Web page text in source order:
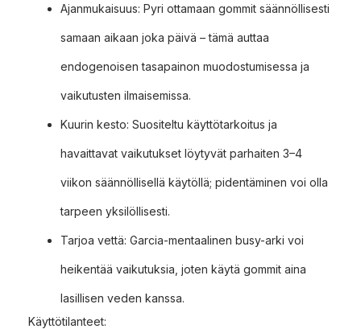
Ajanmukaisuus: Pyri ottamaan gommit säännöllisesti
samaan aikaan joka päivä – tämä auttaa
endogenoisen tasapainon muodostumisessa ja
vaikutusten ilmaisemissa.
Kuurin kesto: Suositeltu käyttötarkoitus ja
havaittavat vaikutukset löytyvät parhaiten 3–4
viikon säännöllisellä käytöllä; pidentäminen voi olla
tarpeen yksilöllisesti.
Tarjoa vettä: Garcia-mentaalinen busy-arki voi
heikentää vaikutuksia, joten käytä gommit aina
lasillisen veden kanssa.
Käyttötilanteet: